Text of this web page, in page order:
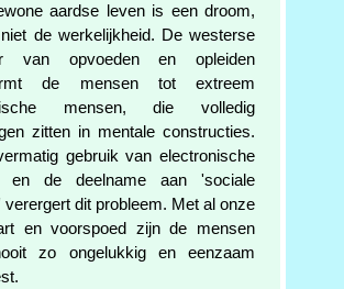
aardse leven is een droom,
de werkelijkheid. De westerse
van opvoeden en opleiden
de mensen tot extreem
mensen, die volledig
zitten in mentale constructies.
gebruik van electronische
en de deelname aan 'sociale
verergert dit probleem. Met al onze
en voorspoed zijn de mensen
zo ongelukkig en eenzaam